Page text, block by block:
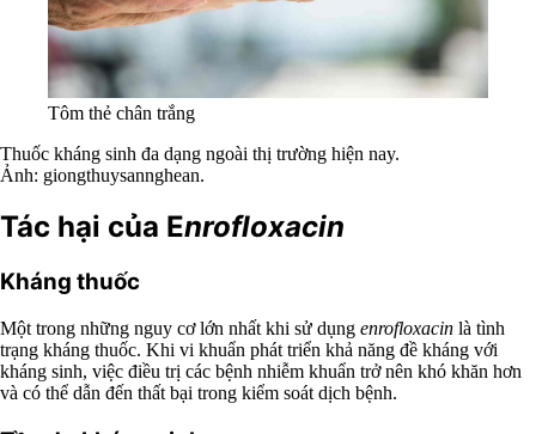
Tôm thẻ chân trắng
Thuốc kháng sinh đa dạng ngoài thị trường hiện nay.
Ảnh: giongthuysannghean.
Tác hại của Enrofloxacin
Kháng thuốc
Một trong những nguy cơ lớn nhất khi sử dụng enrofloxacin là tình
trạng kháng thuốc. Khi vi khuẩn phát triển khả năng đề kháng với
kháng sinh, việc điều trị các bệnh nhiễm khuẩn trở nên khó khăn hơn
và có thể dẫn đến thất bại trong kiểm soát dịch bệnh.